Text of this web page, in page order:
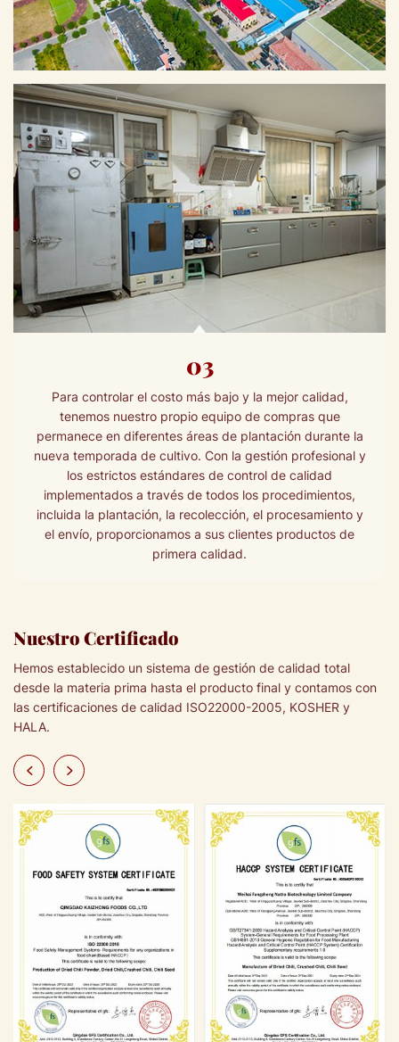
03
Para controlar el costo más bajo y la mejor calidad,
tenemos nuestro propio equipo de compras que
permanece en diferentes áreas de plantación durante la
nueva temporada de cultivo. Con la gestión profesional y
los estrictos estándares de control de calidad
implementados a través de todos los procedimientos,
incluida la plantación, la recolección, el procesamiento y
el envío, proporcionamos a sus clientes productos de
primera calidad.
Nuestro Certificado
Hemos establecido un sistema de gestión de calidad total
desde la materia prima hasta el producto final y contamos con
las certificaciones de calidad ISO22000-2005, KOSHER y
HALA.